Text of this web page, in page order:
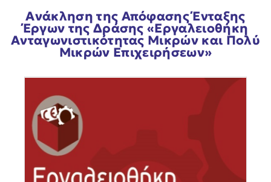
Ανάκληση της Απόφασης Ένταξης
Έργων της Δράσης «Εργαλειοθήκη
Ανταγωνιστικότητας Μικρών και Πολύ
Μικρών Επιχειρήσεων»